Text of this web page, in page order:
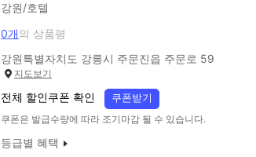
강원/호텔
0개의 상품평
강원특별자치도 강릉시 주문진읍 주문로 59
지도보기
전체 할인쿠폰 확인 쿠폰받기
쿠폰은 발급수량에 따라 조기마감 될 수 있습니다.
등급별 혜택